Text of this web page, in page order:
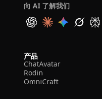
向 AI 了解我们
产品
ChatAvatar
Rodin
OmniCraft